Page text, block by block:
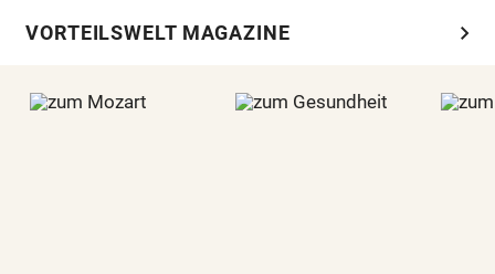
VORTEILSWELT MAGAZINE chevron_right